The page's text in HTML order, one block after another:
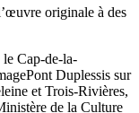
originale à des
Cap-de-la-
Pont Duplessis sur
et Trois-Rivières,
de la Culture